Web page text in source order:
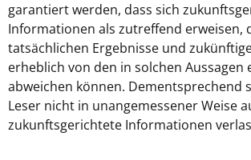
garantiert werden, dass sich
Informationen als zutreffend erweisen,
tatsächlichen Ergebnisse und
erheblich von den in solchen Aussagen
abweichen können. Dementsprechend
Leser nicht in unangemessener Weise
zukunftsgerichtete Informationen